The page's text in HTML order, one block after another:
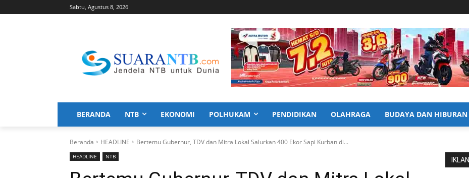
Sabtu, Agustus 8, 2026
BERANDA NTB EKONOMI POLHUKAM PENDIDIKAN OLAHRAGA BUDAYA DAN HIBURAN
Beranda HEADLINE Bertemu Gubernur, TDV dan Mitra Lokal Salurkan 400 Ekor Sapi Kurban di...
HEADLINE NTB IKLAN